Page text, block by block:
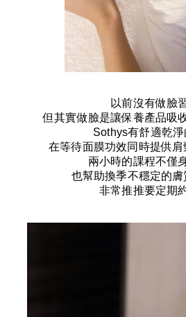
以前沒有做臉
但其實做臉是讓保養產品吸
Sothys有舒適乾
在等待面膜功效同時提供
兩小時的課程不僅
也幫助換季不穩定的
非常推推要定期